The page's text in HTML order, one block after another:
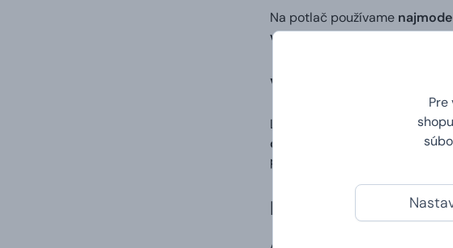
Na potlač používame
výrazných a stálych farbách.
Vlastný dizajn
Ľahko a rýchlo si v našom
digitálna potlač
zaručuje, že
po procese tlače. Ideálny
Doručenie do 2. dňa